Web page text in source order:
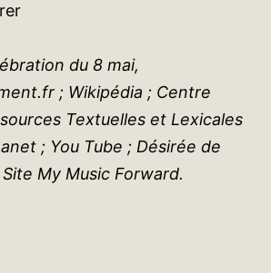
du 8 mai,
; Wikipédia ; Centre
Textuelles et Lexicales
; You Tube ; Désirée de
My Music Forward.